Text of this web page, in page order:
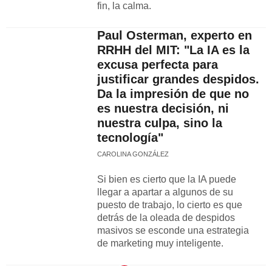
fin, la calma.
Paul Osterman, experto en
RRHH del MIT: "La IA es la
excusa perfecta para
justificar grandes despidos.
Da la impresión de que no
es nuestra decisión, ni
nuestra culpa, sino la
tecnología"
CAROLINA GONZÁLEZ
Si bien es cierto que la IA puede
llegar a apartar a algunos de su
puesto de trabajo, lo cierto es que
detrás de la oleada de despidos
masivos se esconde una estrategia
de marketing muy inteligente.